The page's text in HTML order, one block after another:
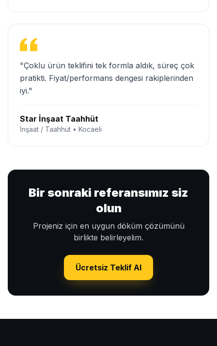
"Çoklu ürün teklifini tek formla aldık, süreç çok
pratikti. Fiyat/performans dengesi rakiplerinden
iyi."
Star İnşaat Taahhüt
İnşaat / Taahhüt • Kocaeli
Bir sonraki referansımız siz
olun
Projeniz için en uygun döküm çözümünü
birlikte belirleyelim.
Ücretsiz Teklif Al